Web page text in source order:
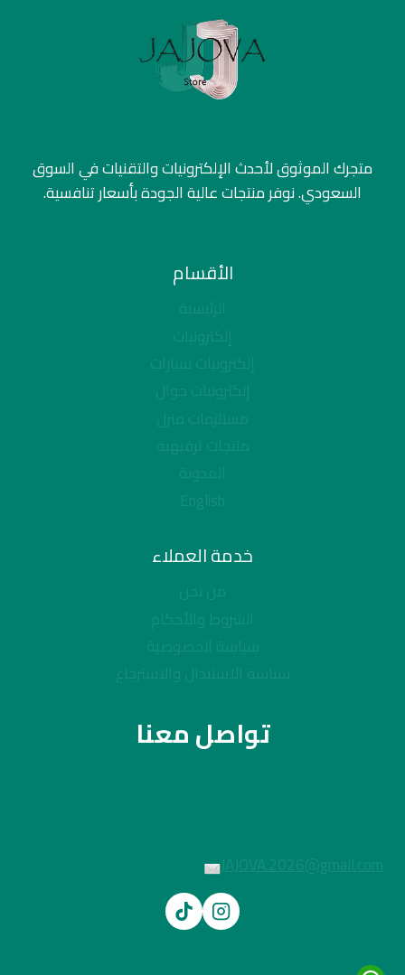
متجرك الموثوق لأحدث الإلكترونيات والتقنيات في السوق
السعودي. نوفر منتجات عالية الجودة بأسعار تنافسية.
الأقسام
الرئيسية
إلكترونيات
إلكترونيات سيارات
إلكترونيات جوال
مستلزمات منزل
منتجات ترفيهيه
المدونة
English
خدمة العملاء
من نحن
الشروط والأحكام
سياسة الخصوصية
سياسة الاستبدال والاسترجاع
تواصل معنا
JAJOVA.2026@gmail.com